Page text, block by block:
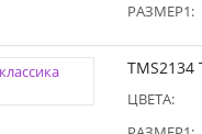
РАЗМЕР1:
TMS2134
ЦВЕТА: